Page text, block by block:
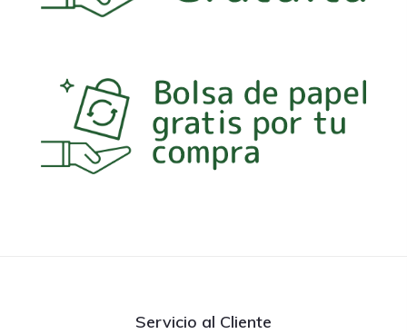
Servicio al Cliente